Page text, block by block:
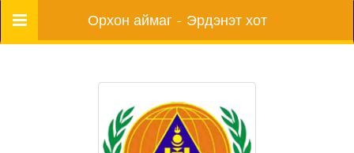
Цэс Орхон аймаг - Эрдэнэт хот